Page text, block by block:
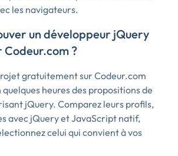
les navigateurs.
un développeur jQuery
?
gratuitement sur Codeur.com
heures des propositions de
jQuery. Comparez leurs profils,
avec jQuery et JavaScript natif,
celui qui convient à vos